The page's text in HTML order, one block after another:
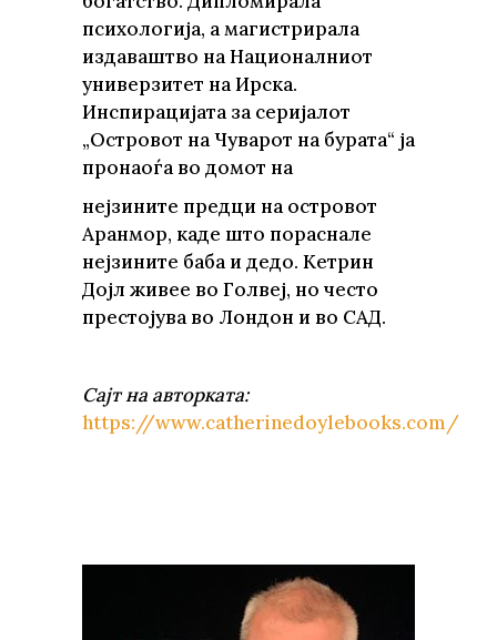
психологија, а магистрирала
издаваштво на Националниот
универзитет на Ирска.
Инспирацијата за серијалот
„Островот на Чуварот на бурата“ ја
пронаоѓа во домот на
нејзините предци на островот
Аранмор, каде што пораснале
нејзините баба и дедо. Кетрин
Дојл живее во Голвеј, но често
престојува во Лондон и во САД.
Сајт на авторката:
https://www.catherinedoylebooks.com/